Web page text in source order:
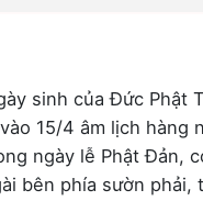
sinh của Đức Phật
15/4 âm lịch hàng
ngày lễ Phật Đản,
bên phía sườn